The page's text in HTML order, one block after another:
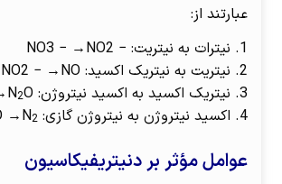
عبارتند از:
نیترات به نیتریت: − NO3 − ​→NO2
نیتریت به نیتریک اکسید: NO2 −​ →NO
نیتریک اکسید به اکسید نیتروژن: NO →N
2O
اکسید نیتروژن به نیتروژن گازی: N →N2
عوامل مؤثر بر دنیتریفیکاسیون